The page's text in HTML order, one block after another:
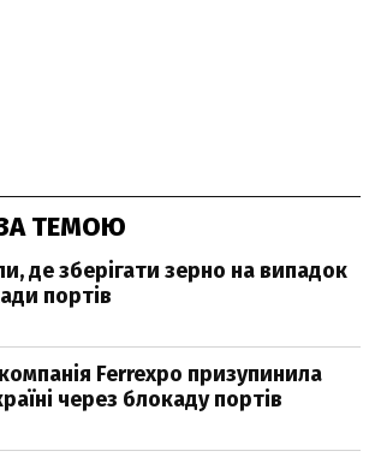
ТЕМОЮ
де зберігати зерно на випадок
портів
Ferrexpo призупинила
через блокаду портів